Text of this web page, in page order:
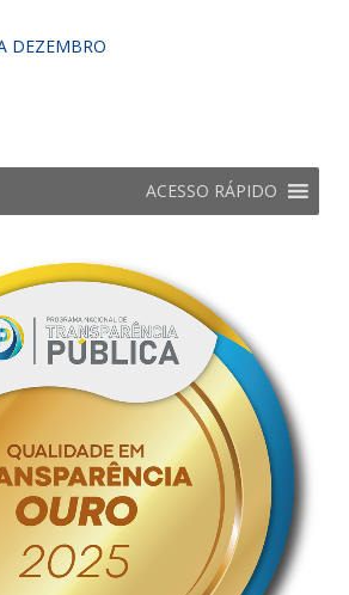
DEZEMBRO
ACESSO RÁPIDO